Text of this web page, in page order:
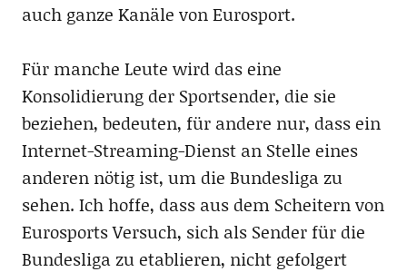
auch ganze Kanäle von Eurosport.
Für manche Leute wird das eine
Konsolidierung der Sportsender, die sie
beziehen, bedeuten, für andere nur, dass ein
Internet-Streaming-Dienst an Stelle eines
anderen nötig ist, um die Bundesliga zu
sehen. Ich hoffe, dass aus dem Scheitern von
Eurosports Versuch, sich als Sender für die
Bundesliga zu etablieren, nicht gefolgert